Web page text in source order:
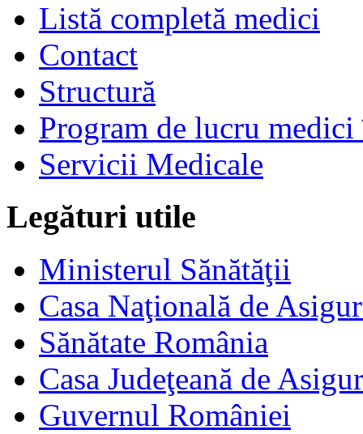
Listă completă medici
Contact
Structură
Program de lucru
Servicii Medicale
Legături utile
Ministerul Sănătăţii
Casa Naţională de
Sănătate România
Casa Judeţeană de
Guvernul României